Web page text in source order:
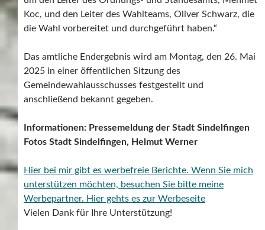
Koc, und den Leiter des Wahlteams, Oliver Schwarz, die
die Wahl vorbereitet und durchgeführt haben.“
Das amtliche Endergebnis wird am Montag, den 26. Mai
2025 in einer öffentlichen Sitzung des
Gemeindewahlausschusses festgestellt und
anschließend bekannt gegeben.
Informationen: Pressemeldung der Stadt Sindelfingen
Fotos Stadt Sindelfingen, Helmut Werner
Hier bei mir gibt es werbefreie Berichte. Wenn Sie mich
unterstützen möchten, besuchen Sie bitte meine
Werbepartner. Hier gehts es zur Werbeseite
Vielen Dank für Ihre Unterstützung!